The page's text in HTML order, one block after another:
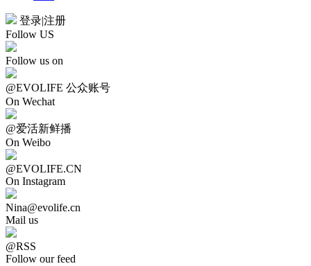
登录|注册
Follow US
Follow us on
@EVOLIFE 公众账号
On Wechat
@爱活新鲜播
On Weibo
@EVOLIFE.CN
On Instagram
Nina@evolife.cn
Mail us
@RSS
Follow our feed